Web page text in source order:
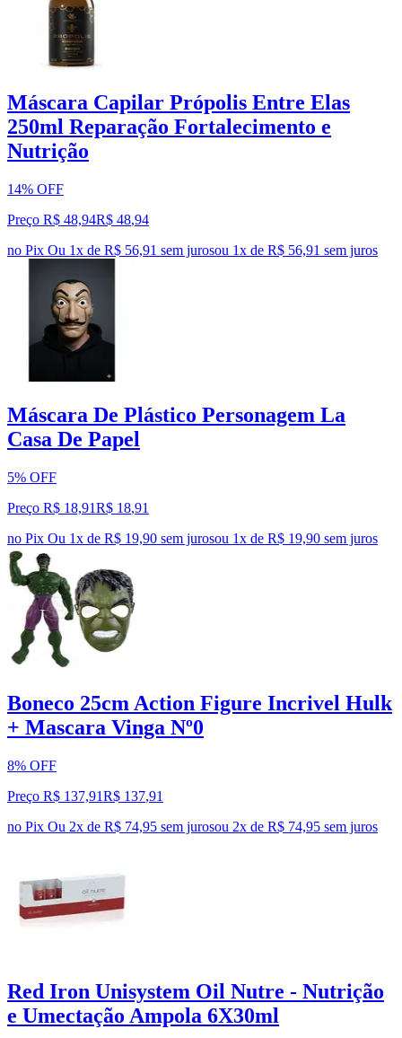
Máscara Capilar Própolis Entre Elas
250ml Reparação Fortalecimento e
Nutrição
14% OFF
Preço R$ 48,94R$ 48,94
no Pix Ou 1x de R$ 56,91 sem jurosou 1x de R$ 56,91 sem juros
Máscara De Plástico Personagem La
Casa De Papel
5% OFF
Preço R$ 18,91R$ 18,91
no Pix Ou 1x de R$ 19,90 sem jurosou 1x de R$ 19,90 sem juros
Boneco 25cm Action Figure Incrivel Hulk
+ Mascara Vinga Nº0
8% OFF
Preço R$ 137,91R$ 137,91
no Pix Ou 2x de R$ 74,95 sem jurosou 2x de R$ 74,95 sem juros
Red Iron Unisystem Oil Nutre - Nutrição
e Umectação Ampola 6X30ml